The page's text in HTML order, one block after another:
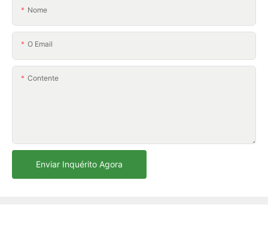
Nome
O Email
Contente
Enviar Inquérito Agora